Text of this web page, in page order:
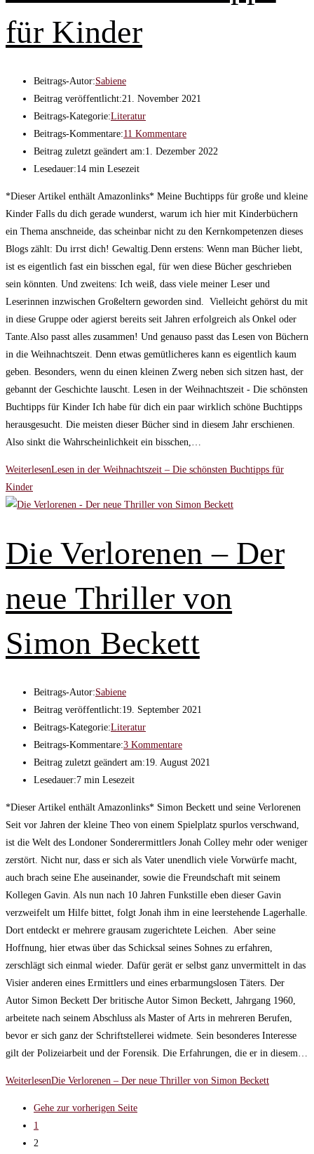
für Kinder
Beitrags-Autor:Sabiene
Beitrag veröffentlicht:21. November 2021
Beitrags-Kategorie:Literatur
Beitrags-Kommentare:11 Kommentare
Beitrag zuletzt geändert am:1. Dezember 2022
Lesedauer:14 min Lesezeit
*Dieser Artikel enthält Amazonlinks* Meine Buchtipps für große und kleine
Kinder Falls du dich gerade wunderst, warum ich hier mit Kinderbüchern
ein Thema anschneide, das scheinbar nicht zu den Kernkompetenzen dieses
Blogs zählt: Du irrst dich! Gewaltig.Denn erstens: Wenn man Bücher liebt,
ist es eigentlich fast ein bisschen egal, für wen diese Bücher geschrieben
sein könnten. Und zweitens: Ich weiß, dass viele meiner Leser und
Leserinnen inzwischen Großeltern geworden sind. Vielleicht gehörst du mit
in diese Gruppe oder agierst bereits seit Jahren erfolgreich als Onkel oder
Tante.Also passt alles zusammen! Und genauso passt das Lesen von Büchern
in die Weihnachtszeit. Denn etwas gemütlicheres kann es eigentlich kaum
geben. Besonders, wenn du einen kleinen Zwerg neben sich sitzen hast, der
gebannt der Geschichte lauscht. Lesen in der Weihnachtszeit - Die schönsten
Buchtipps für Kinder Ich habe für dich ein paar wirklich schöne Buchtipps
herausgesucht. Die meisten dieser Bücher sind in diesem Jahr erschienen.
Also sinkt die Wahrscheinlichkeit ein bisschen,…
WeiterlesenLesen in der Weihnachtszeit – Die schönsten Buchtipps für
Kinder
Die Verlorenen – Der
neue Thriller von
Simon Beckett
Beitrags-Autor:Sabiene
Beitrag veröffentlicht:19. September 2021
Beitrags-Kategorie:Literatur
Beitrags-Kommentare:3 Kommentare
Beitrag zuletzt geändert am:19. August 2021
Lesedauer:7 min Lesezeit
*Dieser Artikel enthält Amazonlinks* Simon Beckett und seine Verlorenen
Seit vor Jahren der kleine Theo von einem Spielplatz spurlos verschwand,
ist die Welt des Londoner Sonderermittlers Jonah Colley mehr oder weniger
zerstört. Nicht nur, dass er sich als Vater unendlich viele Vorwürfe macht,
auch brach seine Ehe auseinander, sowie die Freundschaft mit seinem
Kollegen Gavin. Als nun nach 10 Jahren Funkstille eben dieser Gavin
verzweifelt um Hilfe bittet, folgt Jonah ihm in eine leerstehende Lagerhalle.
Dort entdeckt er mehrere grausam zugerichtete Leichen. Aber seine
Hoffnung, hier etwas über das Schicksal seines Sohnes zu erfahren,
zerschlägt sich einmal wieder. Dafür gerät er selbst ganz unvermittelt in das
Visier anderen eines Ermittlers und eines erbarmungslosen Täters. Der
Autor Simon Beckett Der britische Autor Simon Beckett, Jahrgang 1960,
arbeitete nach seinem Abschluss als Master of Arts in mehreren Berufen,
bevor er sich ganz der Schriftstellerei widmete. Sein besonderes Interesse
gilt der Polizeiarbeit und der Forensik. Die Erfahrungen, die er in diesem…
WeiterlesenDie Verlorenen – Der neue Thriller von Simon Beckett
Gehe zur vorherigen Seite
1
2